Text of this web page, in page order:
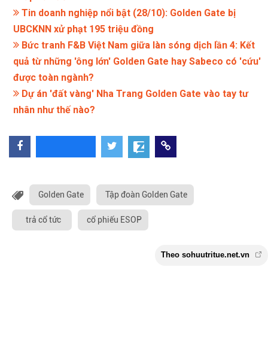
Tin doanh nghiệp nổi bật (28/10): Golden Gate bị
UBCKNN xử phạt 195 triệu đồng
Bức tranh F&B Việt Nam giữa làn sóng dịch lần 4: Kết
quả từ những 'ông lớn' Golden Gate hay Sabeco có 'cứu'
được toàn ngành?
Dự án 'đất vàng' Nha Trang Golden Gate vào tay tư
nhân như thế nào?
Golden Gate Tập đoàn Golden Gate
trả cổ tức cổ phiếu ESOP